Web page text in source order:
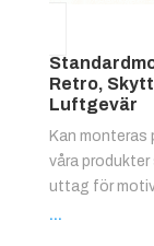
Retro,
Luftgevär
Kan monteras
våra produkter
uttag för
...